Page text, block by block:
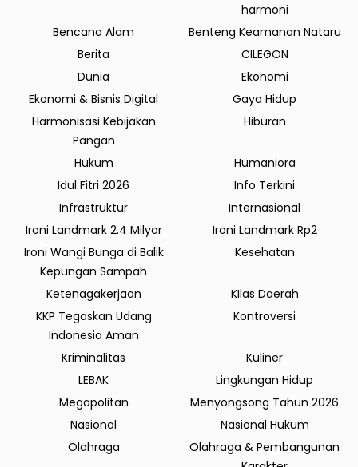
harmoni
Bencana Alam
Benteng Keamanan Nataru
Berita
CILEGON
Dunia
Ekonomi
Ekonomi & Bisnis Digital
Gaya Hidup
Harmonisasi Kebijakan
Pangan
Hiburan
Hukum
Humaniora
Idul Fitri 2026
Info Terkini
Infrastruktur
Internasional
Ironi Landmark 2.4 Milyar
Ironi Landmark Rp2
Ironi Wangi Bunga di Balik
Kepungan Sampah
Kesehatan
Ketenagakerjaan
KIlas Daerah
KKP Tegaskan Udang
Indonesia Aman
Kontroversi
Kriminalitas
Kuliner
LEBAK
Lingkungan Hidup
Megapolitan
Menyongsong Tahun 2026
Nasional
Nasional Hukum
Olahraga
Olahraga & Pembangunan